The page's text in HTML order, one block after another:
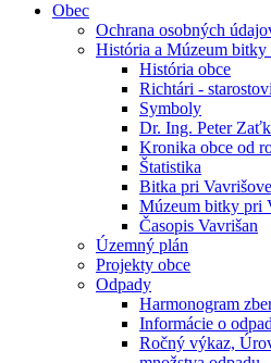
Obec
Ochrana osobných
História a Múzeum bitky
História obce
Richtári -
Symboly
Dr. Ing. Peter
Kronika obce od
Štatistika
Bitka pri Vavrišove
Múzeum bitky pri
Časopis Vavrišan
Územný plán
Projekty obce
Odpady
Harmonogram
Informácie o
Ročný výkaz,